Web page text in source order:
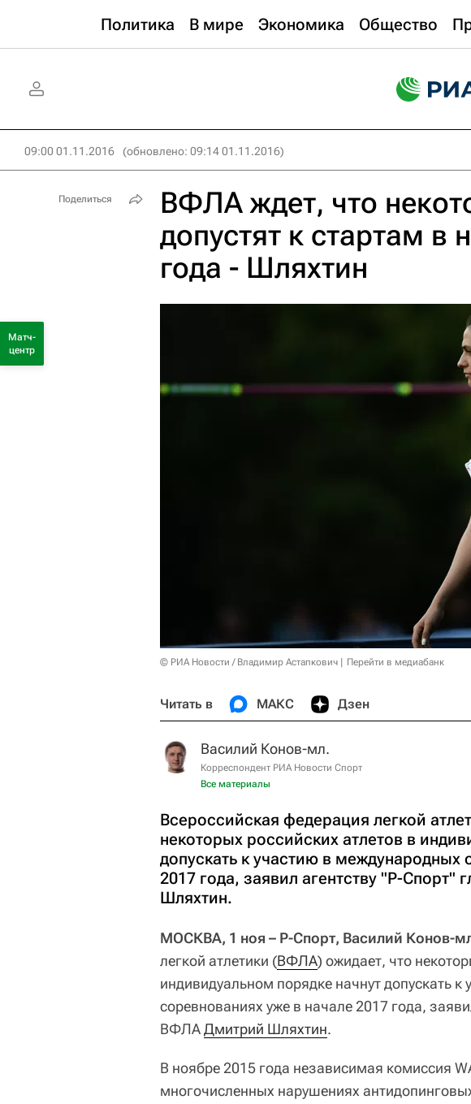
Политика В мире Экономика Общество
09:00 01.11.2016 (обновлено: 09:14 01.11.2016)
ВФЛА ждет, что
допустят к стартам в
года - Шляхтин
© РИА Новости / Владимир Астапкович Перейти в медиабанк
Читать в МАКС Дзен
Василий Конов-мл.
Корреспондент РИА Новости Спорт
Все материалы
Всероссийская федерация легкой
некоторых российских атлетов в
допускать к участию в международных
2017 года, заявил агентству "Р-
Шляхтин.
МОСКВА, 1 ноя – Р-Спорт, Василий Конов-
легкой атлетики (ВФЛА) ожидает, что
индивидуальном порядке начнут допускать
соревнованиях уже в начале 2017 года,
ВФЛАДмитрий Шляхтин.
В ноябре 2015 года независимая комиссия
многочисленных нарушениях
Поделиться
Матч-
центр